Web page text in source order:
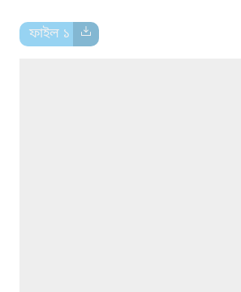
ফাইল ১